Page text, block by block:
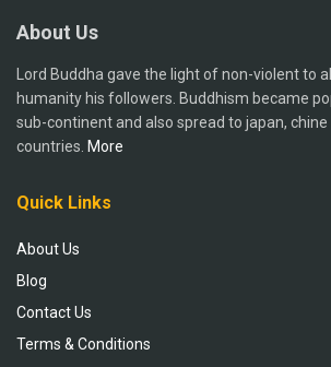
About Us
Lord Buddha gave the light of non-violent to
humanity his followers. Buddhism became
sub-continent and also spread to japan,
countries. More
Quick Links
About Us
Blog
Contact Us
Terms & Conditions